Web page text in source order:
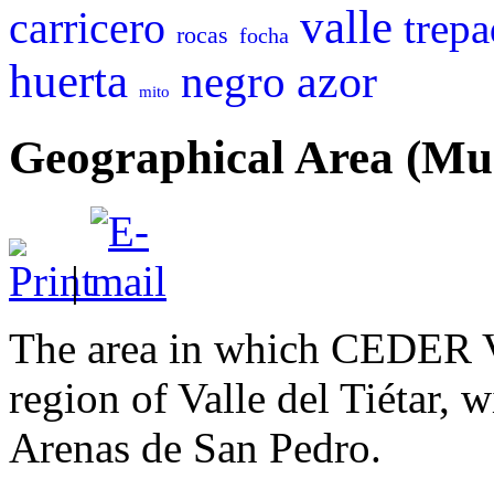
carricero rocas focha valle
huerta mito negro azor
Geographical Area
|
The area in which CEDER
region of Valle del Tiétar,
Arenas de San Pedro.